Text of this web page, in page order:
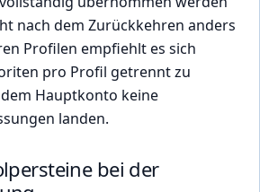
nach dem Zurückkehren anders
Profilen empfiehlt es sich
pro Profil getrennt zu
Hauptkonto keine
landen.
bei der